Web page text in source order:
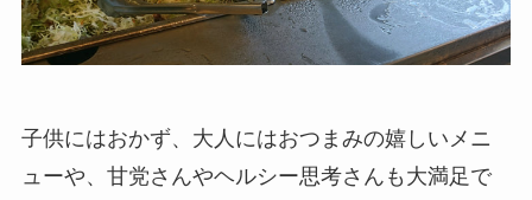
子供にはおかず、大人にはおつまみの嬉しいメニ
ューや、甘党さんやヘルシー思考さんも大満足で